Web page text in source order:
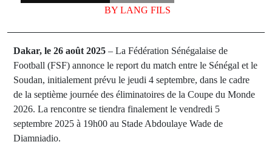
BY LANG FILS
Dakar, le 26 août 2025 – La Fédération Sénégalaise de
Football (FSF) annonce le report du match entre le Sénégal et le
Soudan, initialement prévu le jeudi 4 septembre, dans le cadre
de la septième journée des éliminatoires de la Coupe du Monde
2026. La rencontre se tiendra finalement le vendredi 5
septembre 2025 à 19h00 au Stade Abdoulaye Wade de
Diamniadio.